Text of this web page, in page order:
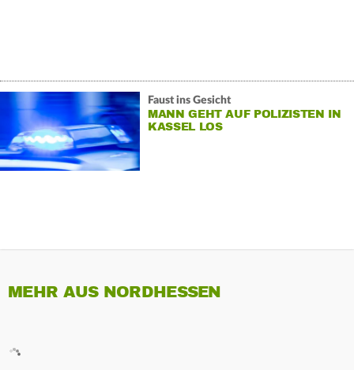
Faust ins Gesicht
MANN GEHT AUF POLIZISTEN IN
KASSEL LOS
MEHR AUS NORDHESSEN